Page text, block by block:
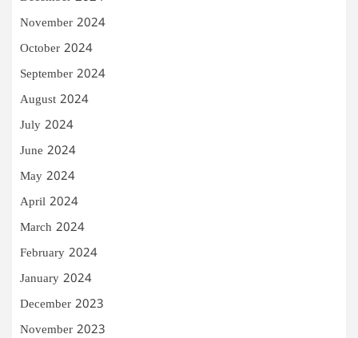
November 2024
October 2024
September 2024
August 2024
July 2024
June 2024
May 2024
April 2024
March 2024
February 2024
January 2024
December 2023
November 2023